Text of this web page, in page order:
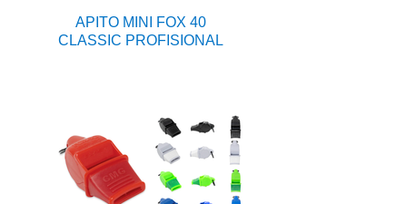
APITO MINI FOX 40
CLASSIC PROFISIONAL